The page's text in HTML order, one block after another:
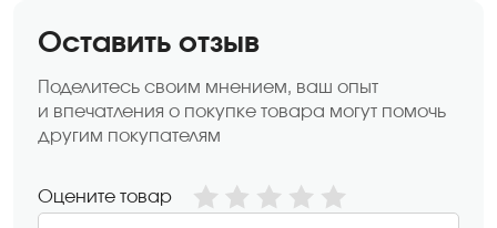
Оставить отзыв
Поделитесь своим мнением, ваш опыт
и впечатления о покупке товара могут помочь
другим покупателям
Оцените товар